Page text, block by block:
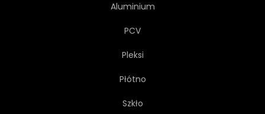
Aluminium
PCV
Pleksi
Płótno
Szkło